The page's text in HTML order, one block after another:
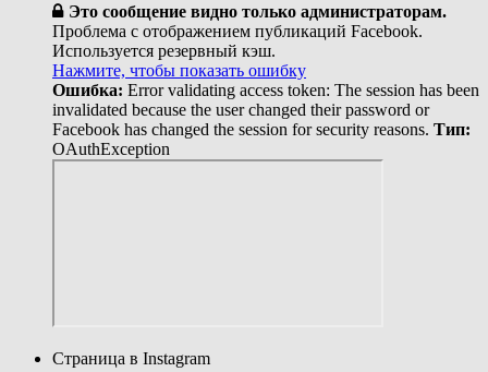
Это сообщение видно только администраторам.
Проблема с отображением публикаций Facebook.
Используется резервный кэш.
Нажмите, чтобы показать ошибку
Ошибка: Error validating access token: The session has been
invalidated because the user changed their password or
Facebook has changed the session for security reasons. Тип:
OAuthException
Страница в Instagram